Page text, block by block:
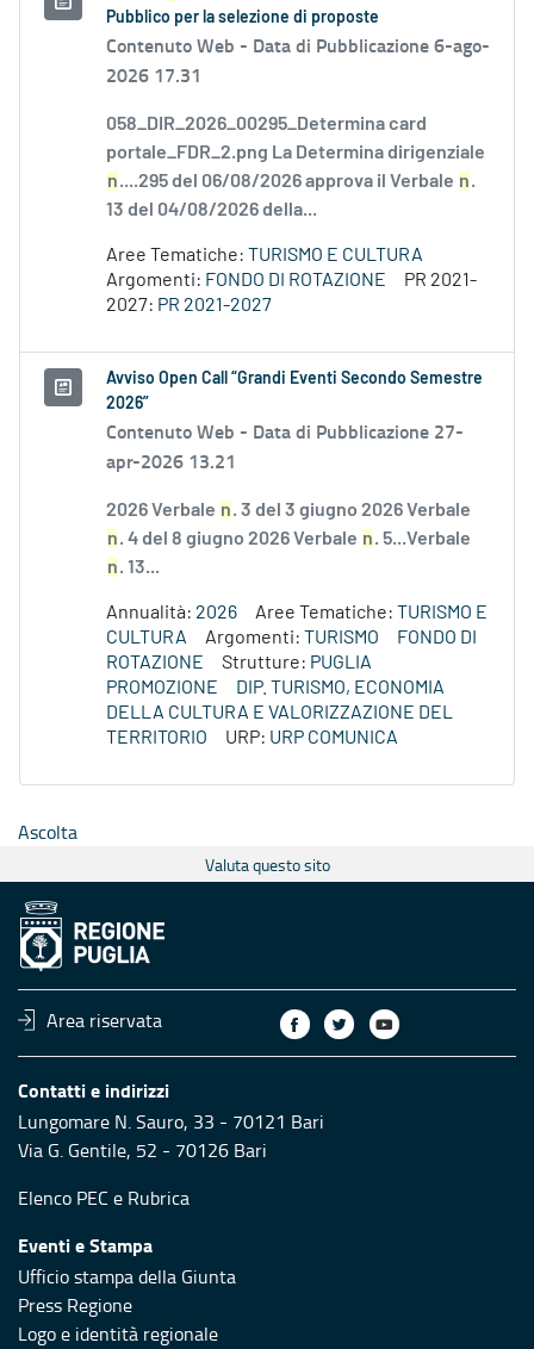
Pubblico per la selezione di proposte
Contenuto Web - Data di Pubblicazione 6-ago-
2026 17.31
058_DIR_2026_00295_Determina card
portale_FDR_2.png La Determina dirigenziale
n....295 del 06/08/2026 approva il Verbale n.
13 del 04/08/2026 della...
Aree Tematiche: TURISMO E CULTURA
Argomenti: FONDO DI ROTAZIONE
PR 2021-
2027: PR 2021-2027
Avviso Open Call “Grandi Eventi Secondo Semestre
2026”
Contenuto Web - Data di Pubblicazione 27-
apr-2026 13.21
2026 Verbale n. 3 del 3 giugno 2026 Verbale
n. 4 del 8 giugno 2026 Verbale n. 5...Verbale
n. 13...
Annualità: 2026 Aree Tematiche: TURISMO E
CULTURA
Argomenti: TURISMO
FONDO DI
ROTAZIONE
Strutture: PUGLIA
PROMOZIONE
DIP. TURISMO, ECONOMIA
DELLA CULTURA E VALORIZZAZIONE DEL
TERRITORIO
URP: URP COMUNICA
Ascolta
Valuta questo sito
Area riservata
Contatti e indirizzi
Lungomare N. Sauro, 33 - 70121 Bari
Via G. Gentile, 52 - 70126 Bari
Elenco PEC e Rubrica
Eventi e Stampa
Ufficio stampa della Giunta
Press Regione
Logo e identità regionale